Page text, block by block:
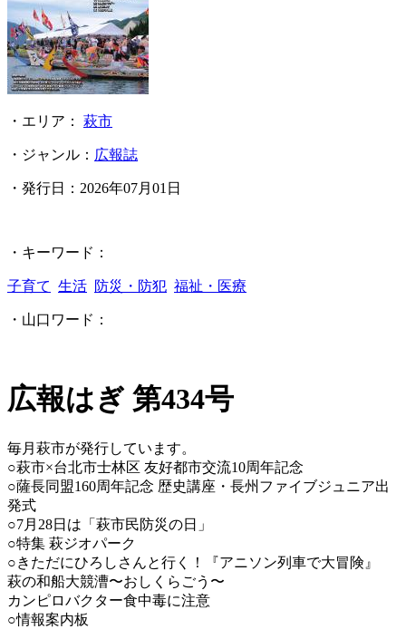
・エリア： 萩市
・ジャンル： 広報誌
・発行日： 2026年07月01日
・キーワード：
子育て 生活 防災・防犯 福祉・医療
・山口ワード：
広報はぎ 第434号
毎月萩市が発行しています。
○萩市×台北市士林区 友好都市交流10周年記念
○薩長同盟160周年記念 歴史講座・長州ファイブジュニア出
発式
​○7月28日は「萩市民防災の日」
○特集 萩ジオパーク
○きただにひろしさんと行く！『アニソン列車で大冒険』
萩の和船大競漕〜おしくらごう〜
カンピロバクター食中毒に注意
○情報案内板